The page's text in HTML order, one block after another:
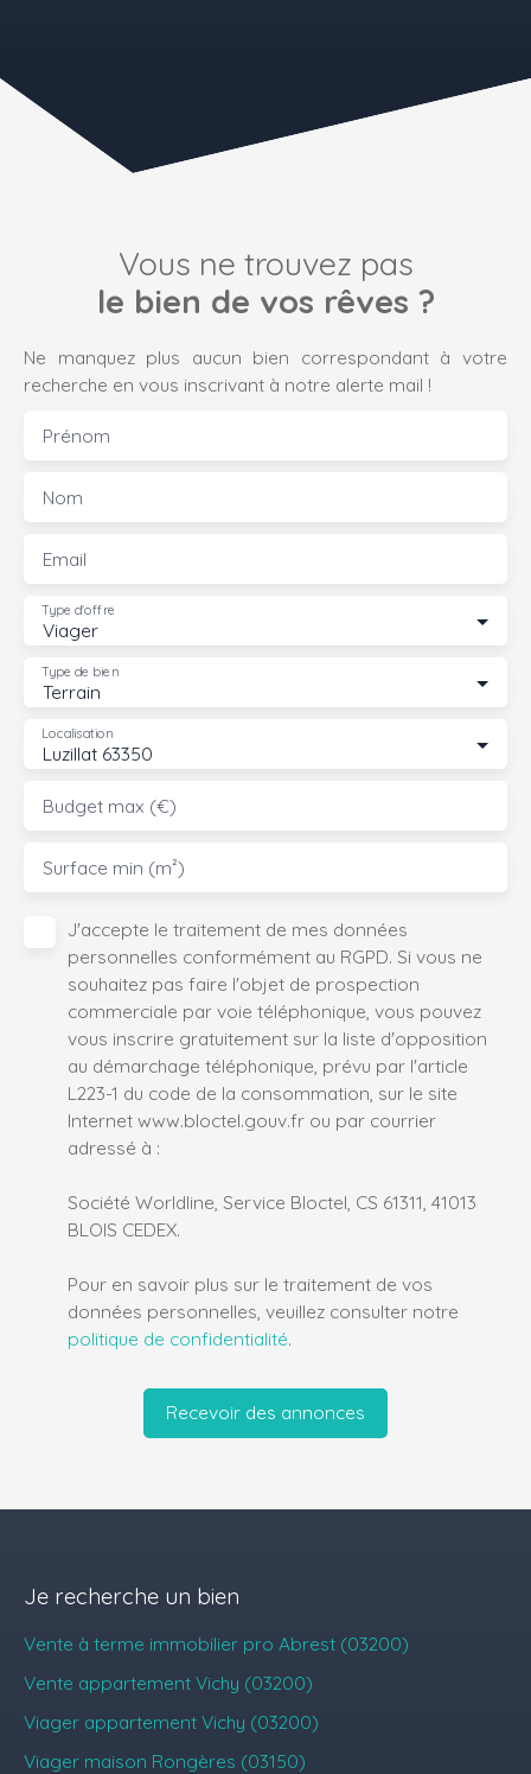
Vous ne trouvez pas
le bien de vos rêves ?
Ne manquez plus aucun bien correspondant à votre
recherche en vous inscrivant à notre alerte mail !
Prénom
Nom
Email
Viager
Type d'offre
Terrain
Type de bien
Luzillat 63350
Localisation
Budget max (€)
Surface min (m²)
J'accepte le traitement de mes données
personnelles conformément au RGPD. Si vous ne
souhaitez pas faire l'objet de prospection
commerciale par voie téléphonique, vous pouvez
vous inscrire gratuitement sur la liste d'opposition
au démarchage téléphonique, prévu par l'article
L223-1 du code de la consommation, sur le site
Internet www.bloctel.gouv.fr ou par courrier
adressé à :
Société Worldline, Service Bloctel, CS 61311, 41013
BLOIS CEDEX.
Pour en savoir plus sur le traitement de vos
données personnelles, veuillez consulter notre
politique de confidentialité.
Recevoir des annonces
Je recherche un bien
Vente à terme immobilier pro Abrest (03200)
Vente appartement Vichy (03200)
Viager appartement Vichy (03200)
Viager maison Rongères (03150)